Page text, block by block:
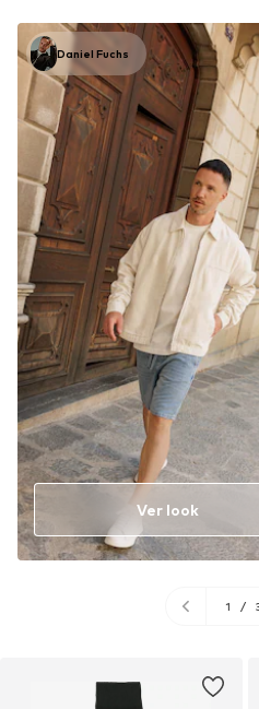
Daniel Fuchs
Ver look
1 /